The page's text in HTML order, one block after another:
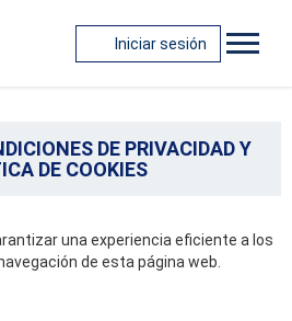
Iniciar sesión
DE PRIVACIDAD Y
DE COOKIES
una experiencia eficiente a los
de esta página web.